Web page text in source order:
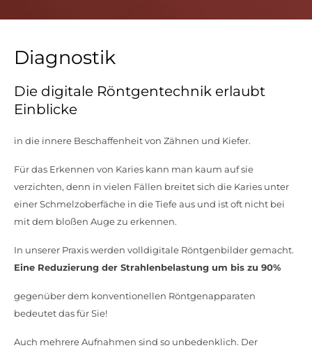
Diagnostik
Die digitale Röntgentechnik erlaubt
Einblicke
in die innere Beschaffenheit von Zähnen und Kiefer.
Für das Erkennen von Karies kann man kaum auf sie
verzichten, denn in vielen Fällen breitet sich die Karies unter
einer Schmelzoberfäche in die Tiefe aus und ist oft nicht bei
mit dem bloßen Auge zu erkennen.
In unserer Praxis werden volldigitale Röntgenbilder gemacht.
Eine Reduzierung der Strahlenbelastung um bis zu 90%
gegenüber dem konventionellen Röntgenapparaten
bedeutet das für Sie!
Auch mehrere Aufnahmen sind so unbedenklich. Der